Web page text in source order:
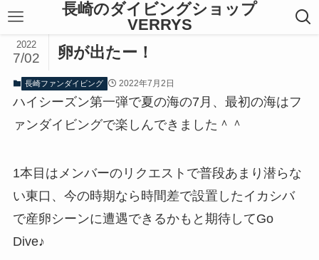
長崎のダイビングショップ
VERRYS
卵が出たー！
2022
7/02
長崎ファンダイビング 2022年7月2日
ハイシーズン第一弾で夏の海の7月、最初の海はフ
ァンダイビングで楽しんできました＾＾
1本目はメンバーのリクエストで普段あまり潜らな
い東口、今の時期なら時間差で設置したイカシバ
で産卵シーンに遭遇できるかもと期待してGo
Dive♪